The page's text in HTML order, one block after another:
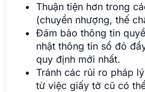
Thuận tiện hơn trong
(chuyển nhượng, thế
Đảm bảo thông tin
nhật thông tin sổ đỏ
quy định mới nhất.
Tránh các rủi ro pháp
từ việc giấy tờ cũ có